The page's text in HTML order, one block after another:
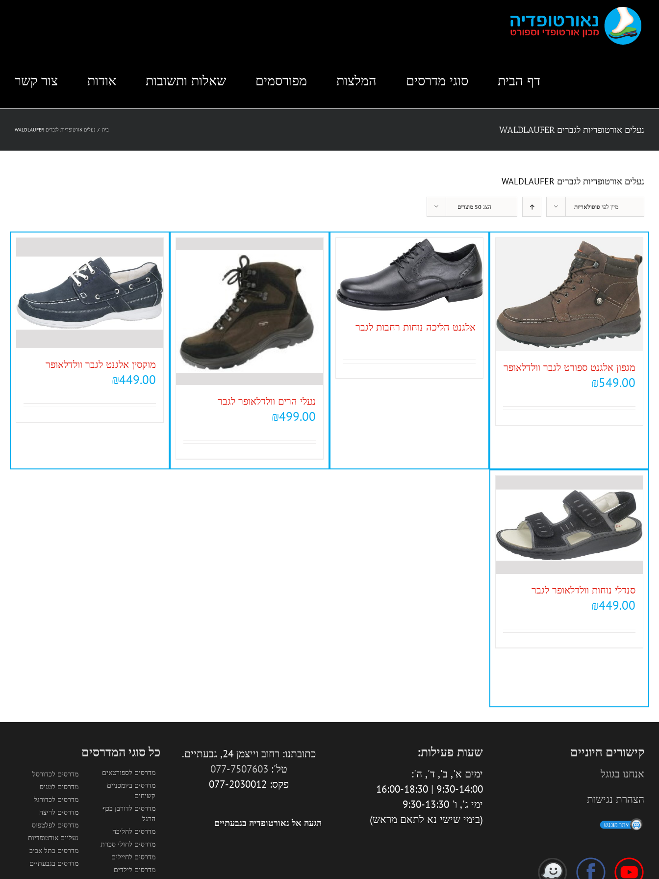
לתוכן
דף הבית סוגי מדרסים המלצות מפורסמים שאלות ותשובות אודות צור קשר
נעלים אורטופדיות לגברים WALDLAUFER בית / נעלים אורטופדיות לגברים WALDLAUFER
נעלים אורטופדיות לגברים WALDLAUFER
מיין לפי פופולאריות הצג 50 מוצרים
מגפון אלגנט ספורט לגבר וולדלאופר
₪549.00
אלגנט הליכה נוחות רחבות לגבר
נעלי הרים וולדלאופר לגבר
₪499.00
מוקסין אלגנט לגבר וולדלאופר
₪449.00
סנדלי נוחות וולדלאופר לגבר
₪449.00
קישורים חיוניים
אנחנו בגוגל
הצהרת נגישות
שעות פעילות:
ימים א', ב', ד', ה':
9:30-14:00 | 16:00-18:30
ימי ג', ו' 9:30-13:30
(בימי שישי נא לתאם מראש)
כתובתנו: רחוב וייצמן 24, גבעתיים.
טל': 077-7507603
פקס: 077-2030012
הגעה אל נאורטופדיה בגבעתיים
כל סוגי המדרסים
מדרסים לספורטאים
מדרסים ביומכניים
קשיחים
מדרסים לדורבן בכף
הרגל
מדרסים להליכה
מדרסים לחולי סכרת
מדרסים לחיילים
מדרסים לילדים
מדרסים לכדורסל
מדרסים לטניס
מדרסים לכדורגל
מדרסים לריצה
מדרסים לפלטפוס
נעליים אורטופדיות
מדרסים בתל אביב
מדרסים בגבעתיים